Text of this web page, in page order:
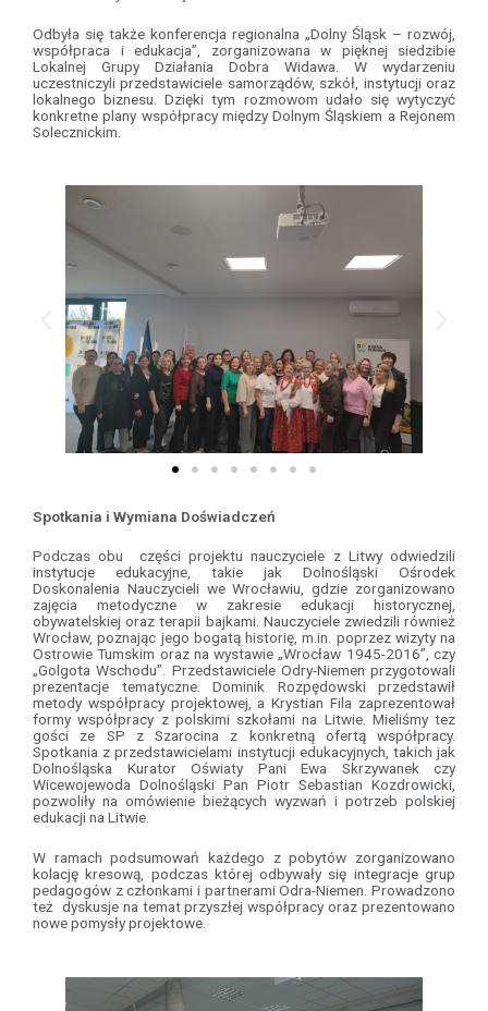
Odbyła się także konferencja regionalna „Dolny Śląsk – rozwój,
współpraca i edukacja”, zorganizowana w pięknej siedzibie
Lokalnej Grupy Działania Dobra Widawa. W wydarzeniu
uczestniczyli przedstawiciele samorządów, szkół, instytucji oraz
lokalnego biznesu. Dzięki tym rozmowom udało się wytyczyć
konkretne plany współpracy między Dolnym Śląskiem a Rejonem
Solecznickim.
Spotkania i Wymiana Doświadczeń
Podczas obu części projektu nauczyciele z Litwy odwiedzili
instytucje edukacyjne, takie jak Dolnośląski Ośrodek
Doskonalenia Nauczycieli we Wrocławiu, gdzie zorganizowano
zajęcia metodyczne w zakresie edukacji historycznej,
obywatelskiej oraz terapii bajkami. Nauczyciele zwiedzili również
Wrocław, poznając jego bogatą historię, m.in. poprzez wizyty na
Ostrowie Tumskim oraz na wystawie „Wrocław 1945-2016”, czy
„Golgota Wschodu”. Przedstawiciele Odry-Niemen przygotowali
prezentacje tematyczne. Dominik Rozpędowski przedstawił
metody współpracy projektowej, a Krystian Fila zaprezentował
formy współpracy z polskimi szkołami na Litwie. Mieliśmy tez
gości ze SP z Szarocina z konkretną ofertą współpracy.
Spotkania z przedstawicielami instytucji edukacyjnych, takich jak
Dolnośląska Kurator Oświaty Pani Ewa Skrzywanek czy
Wicewojewoda Dolnośląski Pan Piotr Sebastian Kozdrowicki,
pozwoliły na omówienie bieżących wyzwań i potrzeb polskiej
edukacji na Litwie.
W ramach podsumowań każdego z pobytów zorganizowano
kolację kresową, podczas której odbywały się integracje grup
pedagogów z członkami i partnerami Odra-Niemen. Prowadzono
też dyskusje na temat przyszłej współpracy oraz prezentowano
nowe pomysły projektowe.